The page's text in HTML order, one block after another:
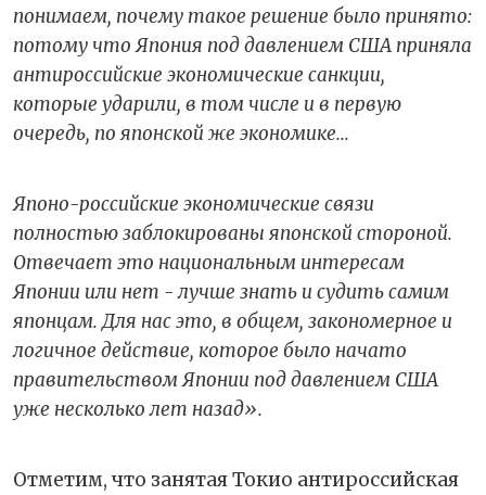
понимаем, почему такое решение было принято:
потому что Япония под давлением США приняла
антироссийские экономические санкции,
которые ударили, в том числе и в первую
очередь, по японской же экономике...
Японо-российские экономические связи
полностью заблокированы японской стороной.
Отвечает это национальным интересам
Японии или нет - лучше знать и судить самим
японцам. Для нас это, в общем, закономерное и
логичное действие, которое было начато
правительством Японии под давлением США
уже несколько лет назад».
Отметим, что занятая Токио антироссийская